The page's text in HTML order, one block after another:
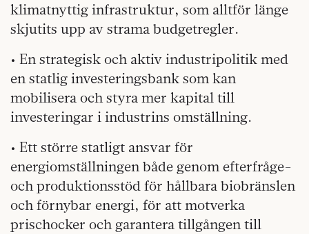
klimatnyttig infrastruktur, som alltför länge
skjutits upp av strama budgetregler.
• En strategisk och aktiv industripolitik med
en statlig investeringsbank som kan
mobilisera och styra mer kapital till
investeringar i industrins omställning.
• Ett större statligt ansvar för
energiomställningen både genom efterfråge-
och produktionsstöd för hållbara biobränslen
och förnybar energi, för att motverka
prischocker och garantera tillgången till